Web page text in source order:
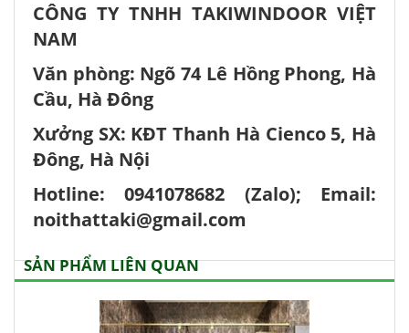
CÔNG TY TNHH TAKIWINDOOR VIỆT
NAM
Văn phòng: Ngõ 74 Lê Hồng Phong, Hà
Cầu, Hà Đông
Xưởng SX: KĐT Thanh Hà Cienco 5, Hà
Đông, Hà Nội
Hotline: 0941078682 (Zalo); Email:
noithattaki@gmail.com
SẢN PHẨM LIÊN QUAN